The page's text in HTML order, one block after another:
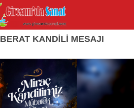
KANDİLİ MESAJI